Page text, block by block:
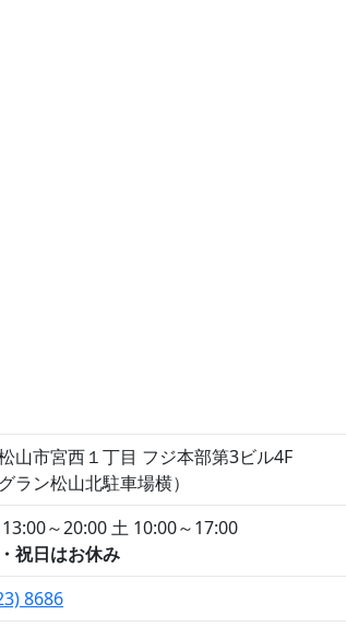
山市宮西１丁目 フジ本部第3ビル4F
ラン松山北駐車場横）
～20:00 土 10:00～17:00
祝日はお休み
8686